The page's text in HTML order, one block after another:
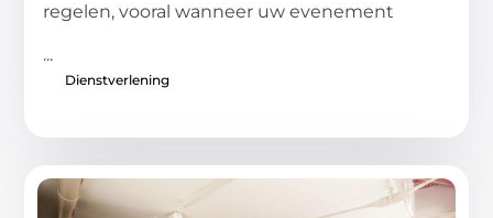
regelen, vooral wanneer uw evenement
...
Dienstverlening